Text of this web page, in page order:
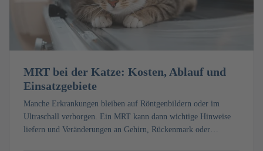
MRT bei der Katze: Kosten, Ablauf und
Einsatzgebiete
Manche Erkrankungen bleiben auf Röntgenbildern oder im
Ultraschall verborgen. Ein MRT kann dann wichtige Hinweise
liefern und Veränderungen an Gehirn, Rückenmark oder